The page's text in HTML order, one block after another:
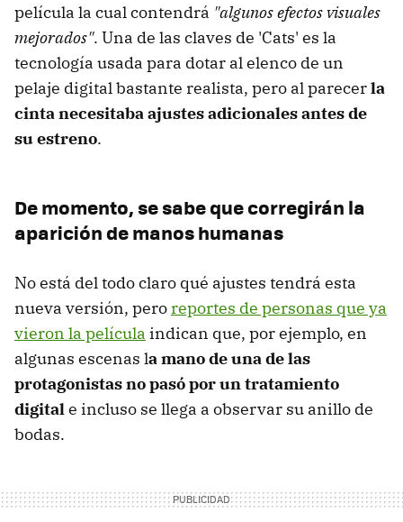
película la cual contendrá "algunos efectos visuales
mejorados". Una de las claves de 'Cats' es la
tecnología usada para dotar al elenco de un
pelaje digital bastante realista, pero al parecerla
cinta necesitaba ajustes adicionales antes de
su estreno.
De momento, se sabe que corregirán la
aparición de manos humanas
No está del todo claro qué ajustes tendrá esta
nueva versión, peroreportes de personas que ya
vieron la película indican que, por ejemplo, en
algunas escenas la mano de una de las
protagonistas no pasó por un tratamiento
digitale incluso se llega a observar su anillo de
bodas.